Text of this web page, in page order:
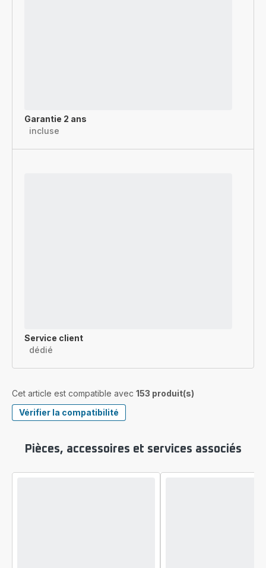
Garantie 2 ans
incluse
Service client
dédié
Cet article est compatible avec 153 produit(s)
Vérifier la compatibilité
Pièces, accessoires et services associés